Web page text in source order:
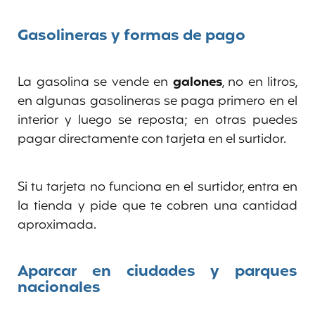
Gasolineras y formas de pago
La gasolina se vende en galones, no en litros,
en algunas gasolineras se paga primero en el
interior y luego se reposta; en otras puedes
pagar directamente con tarjeta en el surtidor.
Si tu tarjeta no funciona en el surtidor, entra en
la tienda y pide que te cobren una cantidad
aproximada.
Aparcar en ciudades y parques
nacionales